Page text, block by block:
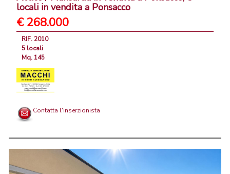
locali in vendita a Ponsacco
€ 268.000
RIF. 2010
5 locali
Mq. 145
Contatta l'inserzionista